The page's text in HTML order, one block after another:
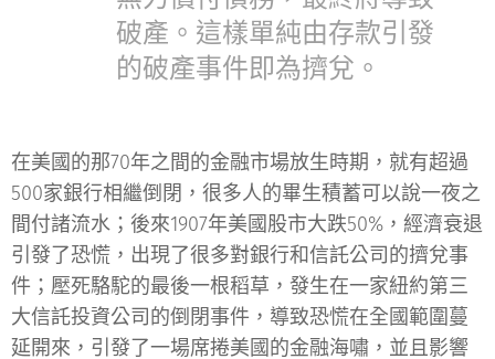
破產。這樣單純由存款引發
的破產事件即為擠兌。
在美國的那70年之間的金融市場放生時期，就有超過
500家銀行相繼倒閉，很多人的畢生積蓄可以說一夜之
間付諸流水；後來1907年美國股市大跌50%，經濟衰退
引發了恐慌，出現了很多對銀行和信託公司的擠兌事
件；壓死駱駝的最後一根稻草，發生在一家紐約第三
大信託投資公司的倒閉事件，導致恐慌在全國範圍蔓
延開來，引發了一場席捲美國的金融海嘯，並且影響